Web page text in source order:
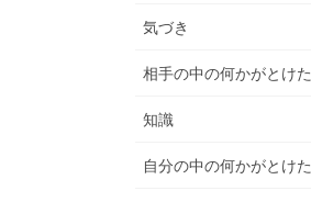
気づき
相手の中の何かがとけた
知識
自分の中の何かがとけた